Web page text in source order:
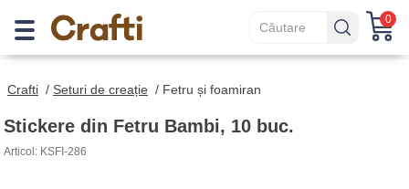
0
Crafti / Seturi de creație / Fetru și foamiran
Stickere din Fetru Bambi, 10 buc.
Articol: KSFI-286